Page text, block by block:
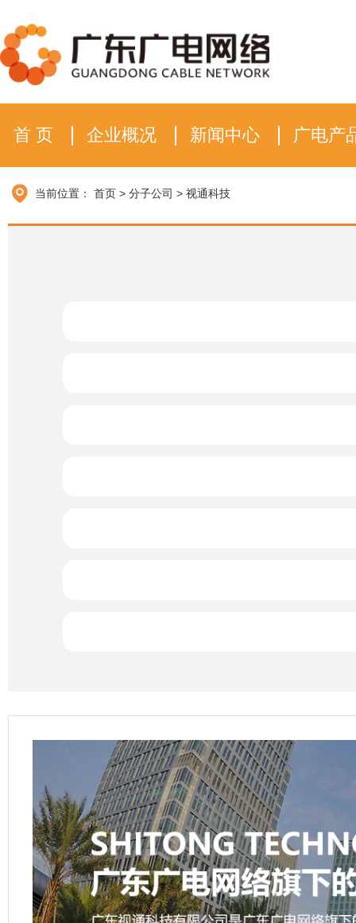
首 页 企业概况 新闻中心 广电产
当前位置： 首页 > 分子公司 > 视通科技